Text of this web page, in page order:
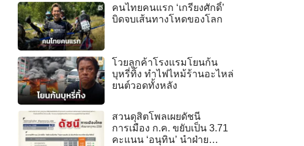
คนไทยคนแรก ‘เกรียงศักดิ์’
บิดจบเส้นทางโหดของโลก
โวยลูกค้าโรงแรมโยนก้น
บุหรี่ทิ้ง ทำไฟไหม้ร้านอะไหล่
ยนต์วอดทั้งหลัง
สวนดุสิตโพลเผยดัชนี
การเมือง ก.ค. ขยับเป็น 3.71
คะแนน ‘อนุทิน’ นำฝ่าย